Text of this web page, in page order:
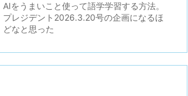
AIをうまいこと使って語学学習する方法。
プレジデント2026.3.20号の企画になるほ
どなと思った